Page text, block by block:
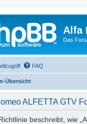
Alfa
Das
FAQ
Übersicht
ALFETTA GTV
beschreibt, wie